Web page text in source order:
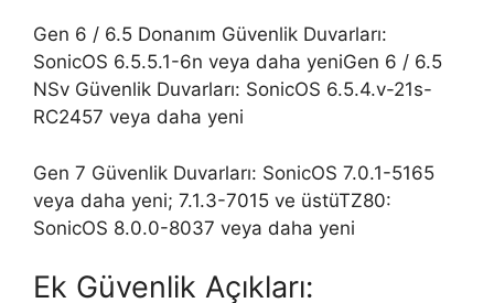
Gen 6 / 6.5 Donanım Güvenlik Duvarları:
SonicOS 6.5.5.1-6n veya daha yeniGen 6 / 6.5
NSv Güvenlik Duvarları: SonicOS 6.5.4.v-21s-
RC2457 veya daha yeni
Gen 7 Güvenlik Duvarları: SonicOS 7.0.1-5165
veya daha yeni; 7.1.3-7015 ve üstüTZ80:
SonicOS 8.0.0-8037 veya daha yeni
Ek Güvenlik Açıkları: